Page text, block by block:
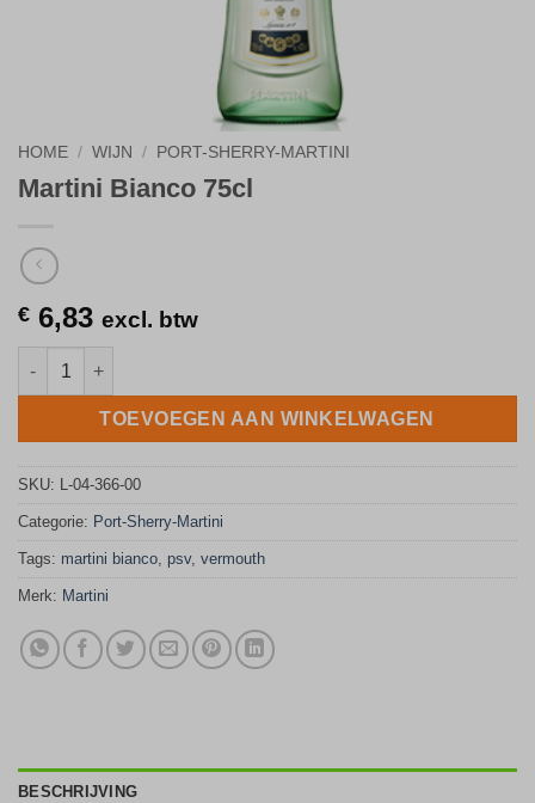
HOME / WIJN / PORT-SHERRY-MARTINI
Martini Bianco 75cl
€ 6,83 excl. btw
Martini Bianco 75cl aantal
TOEVOEGEN AAN WINKELWAGEN
SKU: L-04-366-00
Categorie: Port-Sherry-Martini
Tags: martini bianco, psv, vermouth
Merk: Martini
BESCHRIJVING